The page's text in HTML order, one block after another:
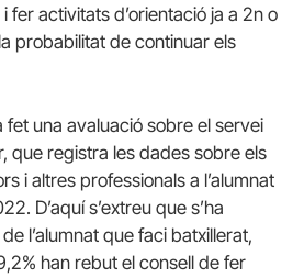
fer activitats d’orientació ja a 2n o
probabilitat de continuar els
fet una avaluació sobre el servei
que registra les dades sobre els
i altres professionals a l’alumnat
D’aquí s’extreu que s’ha
l’alumnat que faci batxillerat,
han rebut el consell de fer